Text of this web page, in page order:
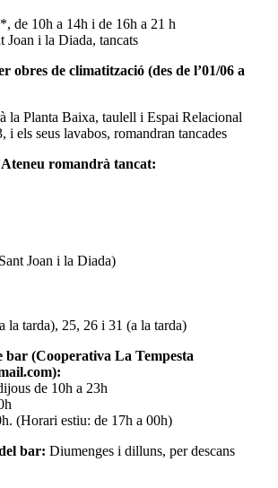
de 10h a 14h i de 16h a 21 h
Joan i la Diada, tancats
obres de climatització (des de l’01/06 a
la Planta Baixa, taulell i Espai Relacional
i els seus lavabos, romandran tancades
romandrà tancat:
Joan i la Diada)
la tarda), 25, 26 i 31 (a la tarda)
bar (Cooperativa La Tempesta
de 10h a 23h
(Horari estiu: de 17h a 00h)
bar: Diumenges i dilluns, per descans